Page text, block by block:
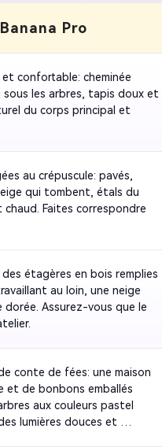
Pro
confortable: cheminée
sous les arbres, tapis doux et
du corps principal et
au crépuscule: pavés,
qui tombent, étals du
Faites correspondre
étagères en bois remplies
au loin, une neige
Assurez-vous que le
conte de fées: une maison
et de bonbons emballés
aux couleurs pastel
lumières douces et